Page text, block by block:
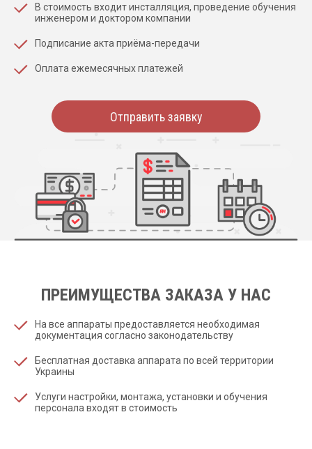
В стоимость входит инсталляция, проведение обучения
инженером и доктором компании
Подписание акта приёма-передачи
Оплата ежемесячных платежей
Отправить заявку
ПРЕИМУЩЕСТВА ЗАКАЗА У НАС
На все аппараты предоставляется необходимая
документация согласно законодательству
Бесплатная доставка аппарата по всей территории
Украины
Услуги настройки, монтажа, установки и обучения
персонала входят в стоимость